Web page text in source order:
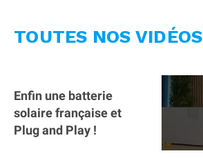
TOUTES NOS VIDÉOS
Enfin une batterie
solaire française et
Plug and Play !